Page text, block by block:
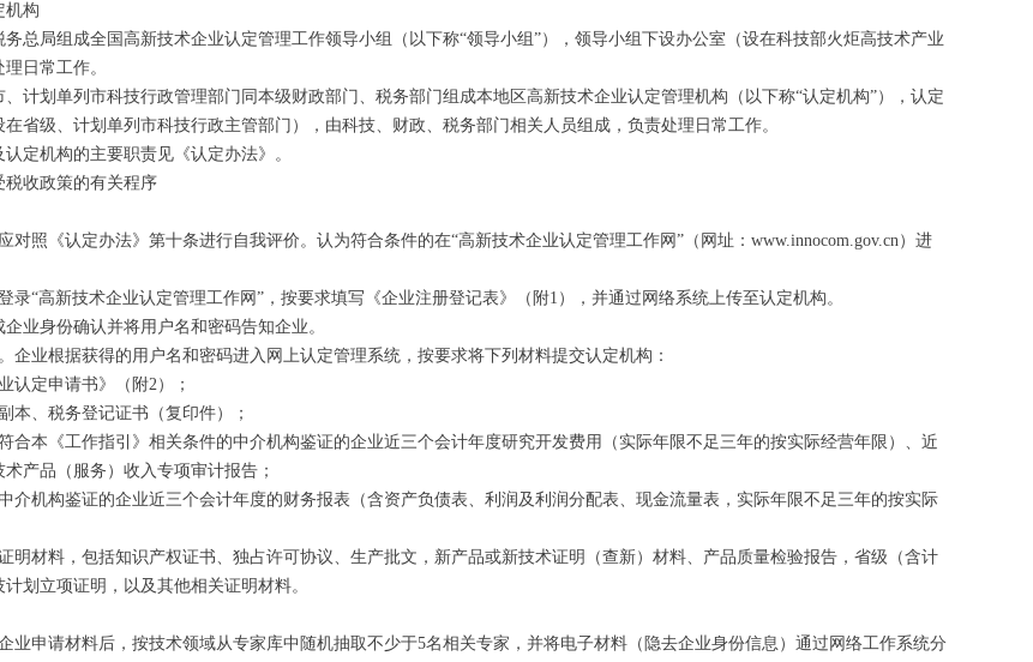
机构
总局组成全国高新技术企业认定管理工作领导小组（以下称“领导小组”），领导小组下设办公室（设在科技部火炬高技术产业
日常工作。
计划单列市科技行政管理部门同本级财政部门、税务部门组成本地区高新技术企业认定管理机构（以下称“认定机构”），认定
省级、计划单列市科技行政主管部门），由科技、财政、税务部门相关人员组成，负责处理日常工作。
定机构的主要职责见《认定办法》。
收政策的有关程序
对照《认定办法》第十条进行自我评价。认为符合条件的在“高新技术企业认定管理工作网”（网址：www.innocom.gov.cn）进
录“高新技术企业认定管理工作网”，按要求填写《企业注册登记表》（附1），并通过网络系统上传至认定机构。
业身份确认并将用户名和密码告知企业。
企业根据获得的用户名和密码进入网上认定管理系统，按要求将下列材料提交认定机构：
认定申请书》（附2）；
本、税务登记证书（复印件）；
符合本《工作指引》相关条件的中介机构鉴证的企业近三个会计年度研究开发费用（实际年限不足三年的按实际经营年限）、近
产品（服务）收入专项审计报告；
中介机构鉴证的企业近三个会计年度的财务报表（含资产负债表、利润及利润分配表、现金流量表，实际年限不足三年的按实际
证明材料，包括知识产权证书、独占许可协议、生产批文，新产品或新技术证明（查新）材料、产品质量检验报告，省级（含计
划立项证明，以及其他相关证明材料。
企业申请材料后，按技术领域从专家库中随机抽取不少于5名相关专家，并将电子材料（隐去企业身份信息）通过网络工作系统分